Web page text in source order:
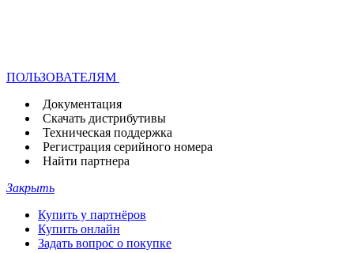
ПОЛЬЗОВАТЕЛЯМ
Документация
Скачать дистрибутивы
Техническая поддержка
Регистрация серийного номера
Найти партнера
Закрыть
Купить у партнёров
Купить онлайн
Задать вопрос о покупке